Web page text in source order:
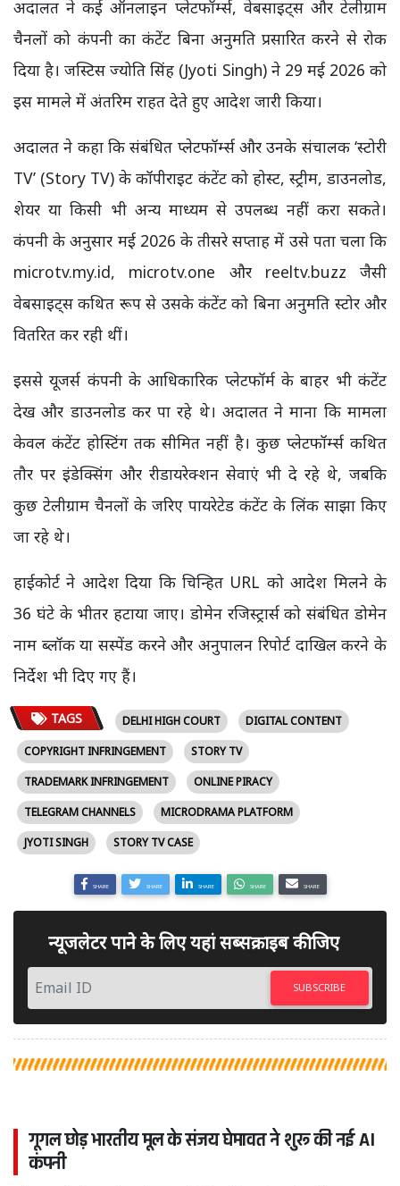
अदालत ने कई ऑनलाइन प्लेटफॉर्म्स, वेबसाइट्स और टेलीग्राम
चैनलों को कंपनी का कंटेंट बिना अनुमति प्रसारित करने से रोक
दिया है। जस्टिस ज्योति सिंह (Jyoti Singh) ने 29 मई 2026 को
इस मामले में अंतरिम राहत देते हुए आदेश जारी किया।
अदालत ने कहा कि संबंधित प्लेटफॉर्म्स और उनके संचालक ‘स्टोरी
TV’ (Story TV) के कॉपीराइट कंटेंट को होस्ट, स्ट्रीम, डाउनलोड,
शेयर या किसी भी अन्य माध्यम से उपलब्ध नहीं करा सकते।
कंपनी के अनुसार मई 2026 के तीसरे सप्ताह में उसे पता चला कि
microtv.my.id, microtv.one और reeltv.buzz जैसी
वेबसाइट्स कथित रूप से उसके कंटेंट को बिना अनुमति स्टोर और
वितरित कर रही थीं।
इससे यूजर्स कंपनी के आधिकारिक प्लेटफॉर्म के बाहर भी कंटेंट
देख और डाउनलोड कर पा रहे थे। अदालत ने माना कि मामला
केवल कंटेंट होस्टिंग तक सीमित नहीं है। कुछ प्लेटफॉर्म्स कथित
तौर पर इंडेक्सिंग और रीडायरेक्शन सेवाएं भी दे रहे थे, जबकि
कुछ टेलीग्राम चैनलों के जरिए पायरेटेड कंटेंट के लिंक साझा किए
जा रहे थे।
हाईकोर्ट ने आदेश दिया कि चिन्हित URL को आदेश मिलने के
36 घंटे के भीतर हटाया जाए। डोमेन रजिस्ट्रार्स को संबंधित डोमेन
नाम ब्लॉक या सस्पेंड करने और अनुपालन रिपोर्ट दाखिल करने के
निर्देश भी दिए गए हैं।
TAGS DELHI HIGH COURT
DIGITAL CONTENT
COPYRIGHT INFRINGEMENT
STORY TV
TRADEMARK INFRINGEMENT
ONLINE PIRACY
TELEGRAM CHANNELS
MICRODRAMA PLATFORM
JYOTI SINGH
STORY TV CASE
SHARE SHARE SHARE SHARE SHARE
न्यूजलेटर पाने के लिए यहां सब्सक्राइब कीजिए
SUBSCRIBE
गूगल छोड़ भारतीय मूल के संजय घेमावत ने शुरू की नई AI
कंपनी